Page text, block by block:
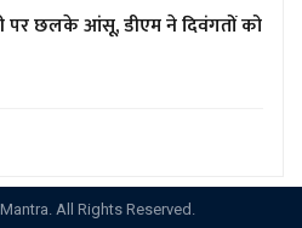
पर छलके आंसू, डीएम ने दिवंगतों को
All Rights Reserved.